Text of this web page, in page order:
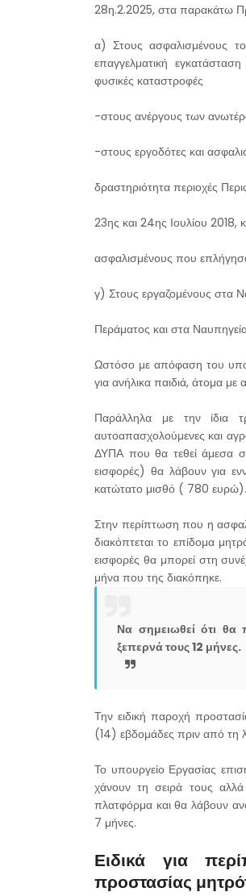
28η.2.2025, στα παρακάτω
α) Στους ασφαλισμένους
επαγγελματική
φυσικές καταστροφές
-στους ανέργους των
-στους εργοδότες και
δραστηριότητα περιοχές
23ης και 24ης Ιουλίου
ασφαλισμένους που
γ) Στους εργαζομένους στα
Περάματος και στα
Ωστόσο με απόφαση του
για ανήλικα παιδιά, άτομα με
Παράλληλα με την ίδια
αυτοαπασχολούμενες και
ΔΥΠΑ που θα τεθεί άμεσα σε
εισφορές) θα λάβουν για
κατώτατο μισθό ( 780 ευρώ).
Στην περίπτωση που η
διακόπτεται το επίδομα
εισφορές θα μπορεί στη
μήνα που της διακόπηκε.
Να σημειωθεί ότι θα
ξεπερνά τους 12 μήνες.
Την ειδική παροχή
(14) εβδομάδες πριν από τη
Το υπουργείο Εργασίας
χάνουν τη σειρά τους αλλά
πλατφόρμα και θα λάβουν
7 μήνες.
Ειδικά για
προστασίας